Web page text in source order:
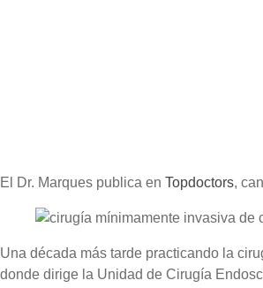
El Dr. Marques publica en Topdoctors,
Una década más tarde practicando la
donde dirige la Unidad de Cirugía